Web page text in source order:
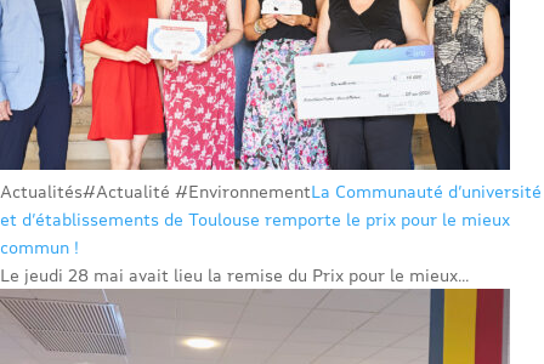
Actualités#Actualité #EnvironnementLa Communauté d’université
et d’établissements de Toulouse remporte le prix pour le mieux
commun !
Le jeudi 28 mai avait lieu la remise du Prix pour le mieux...